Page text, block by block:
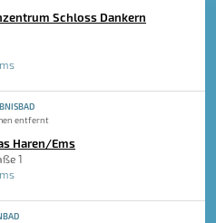
Schloss Dankern
entfernt
Haren/Ems
1